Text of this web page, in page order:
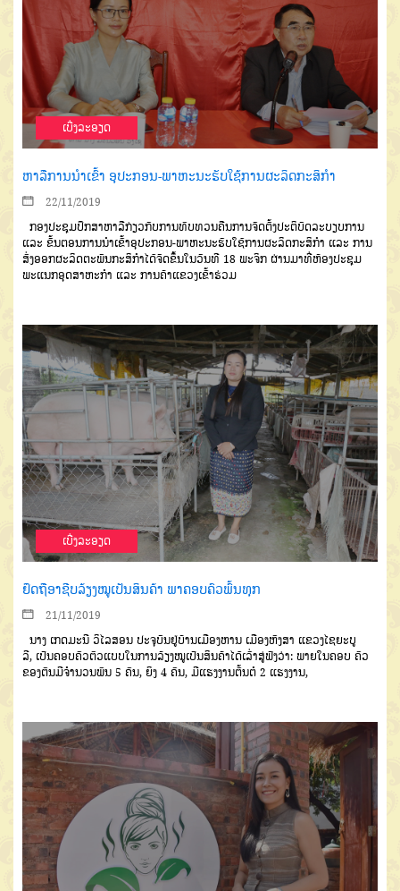
ເບີ່ງລະອຽດ
ຫາລືການນຳເຂົ້າ ອຸປະກອນ-ພາຫະນະຮັບໃຊ້ການຜະລິດກະສິກຳ
22/11/2019
ກອງປະຊຸມປຶກສາຫາລືກ່ຽວກັບການທົບທວນຄືນການຈັດຕັ້ງປະຕິບັດລະບຽບການ
ແລະ ຂັ້ນຕອນການນຳເຂົ້າອຸປະກອນ-ພາຫະນະຮັບໃຊ້ການຜະລິດກະສິກຳ ແລະ ການ
ສົ່ງອອກຜະລິດຕະພັນກະສິກຳໄດ້ຈັດຂຶ້ນໃນວັນທີ 18 ພະຈິກ ຜ່ານມາທີ່ຫ້ອງປະຊຸມ
ພະແນກອຸດສາຫະກຳ ແລະ ການຄ້າແຂວງເຂົ້າຮ່ວມ
ເບີ່ງລະອຽດ
ຢຶດຖືອາຊີບລ້ຽງໝູເປັນສິນຄ້າ ພາຄອບຄົວພົ້ນທຸກ
21/11/2019
ນາງ ເກດມະນີ ວິໄລສອນ ປະຈຸບັນຢູ່ບ້ານເມືອງຫານ ເມືອງຫົງສາ ແຂວງໄຊຍະບູ
ລີ, ເປັນຄອບຄົວຕົວແບບໃນການລ້ຽງໝູເປັນສິນຄ້າໄດ້ເລົ່າສູ່ຟັງວ່າ: ພາຍໃນຄອບ ຄົວ
ຂອງຕົນມີຈໍານວນພົນ 5 ຄົນ, ຍິງ 4 ຄົນ, ມີແຮງງານຕົ້ນຕໍ 2 ແຮງງານ,